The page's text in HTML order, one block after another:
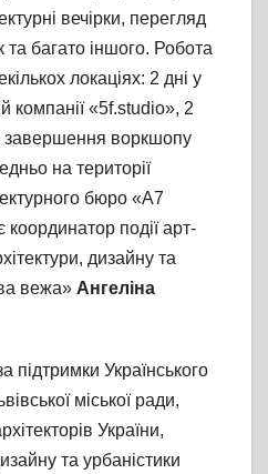
вечірки, перегляд
та багато іншого. Робота
локаціях: 2 дні у
компанії «5f.studio», 2
завершення воркшопу
на території
бюро «A7
події арт-
дизайну та
вежа» Ангеліна
підтримки Українського
міської ради,
України,
та урбаністики